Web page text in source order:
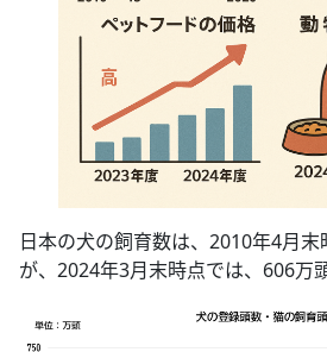
日本の犬の飼育数は、2010年4月
が、2024年3月末時点では、606万